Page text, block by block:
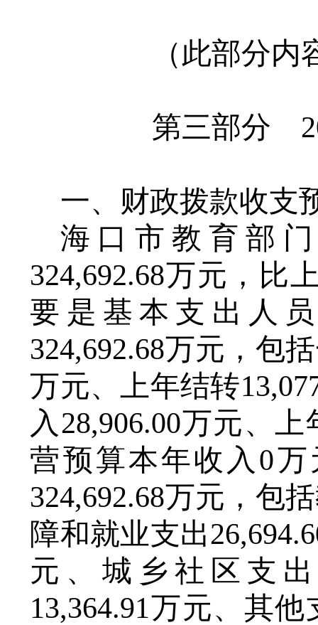
（此部分
第三部分
一、财政拨款收支
海口市教育部
324,692.68万元 ， 比
要是 基本支出人
324,692.68万元，包
万元、上年结转
入 28,906.00万元、上
营预算本年收入 0万
324,692.68万元，包
障和就业支出26,694.
元、城乡社区支
13,364.91万元、其他